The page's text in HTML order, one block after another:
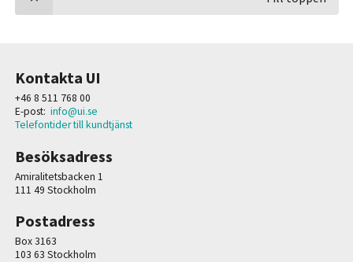
Kontakta UI
+46 8 511 768 00
E-post: info@ui.se
Telefontider till kundtjänst
Besöksadress
Amiralitetsbacken 1
111 49 Stockholm
Postadress
Box 3163
103 63 Stockholm